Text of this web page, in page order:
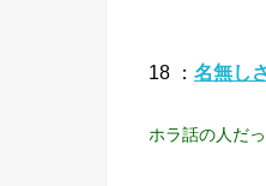
18 ： 名無し
ホラ話の人だ